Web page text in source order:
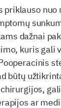
priklauso nuo
dažnai
kuris gali
būtų
ar